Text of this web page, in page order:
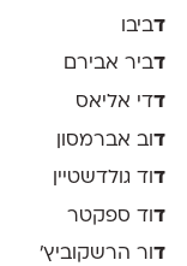
דביבו
דביר אבירם
דדי אליאס
דוב אברמסון
דוד גולדשטיין
דוד ספקטר
דור הרשקוביץ׳